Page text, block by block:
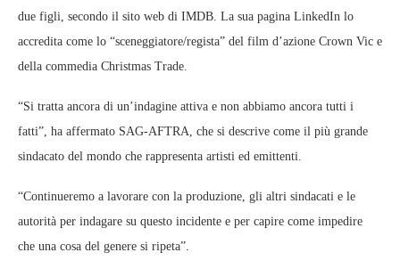
due figli, secondo il sito web di IMDB. La sua pagina LinkedIn lo
accredita come lo “sceneggiatore/regista” del film d’azione Crown Vic e
della commedia Christmas Trade.
“Si tratta ancora di un’indagine attiva e non abbiamo ancora tutti i
fatti”, ha affermato SAG-AFTRA, che si descrive come il più grande
sindacato del mondo che rappresenta artisti ed emittenti.
“Continueremo a lavorare con la produzione, gli altri sindacati e le
autorità per indagare su questo incidente e per capire come impedire
che una cosa del genere si ripeta”.